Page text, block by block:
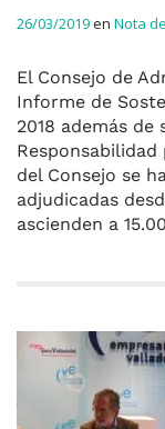
26/03/2019en Nota
El Consejo de
Informe de
2018 además de
del Consejo se
adjudicadas
ascienden a